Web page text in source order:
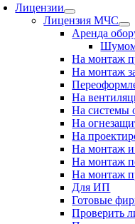
Лицензии
Лицензия МЧС
Аренда
На монтаж
На монтаж
На
На системы
На
На
На монтаж и
На монтаж
На монтаж
Для ИП
Готовые
Проверить